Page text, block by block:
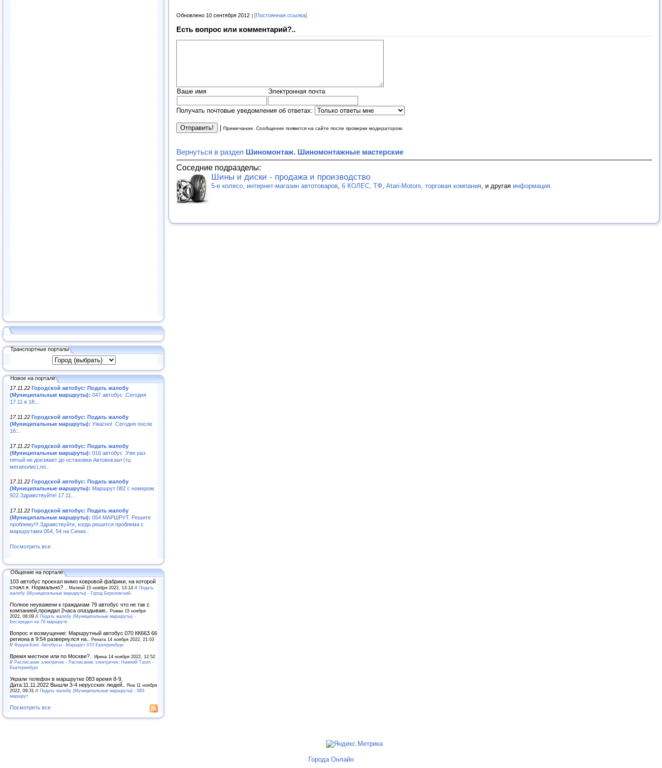
Транспортные порталы
Новое на портале
17.11.22 Городской автобус: Подать жалобу
(Муниципальные маршруты): 047 автобус .Сегодня
17.11 в 18...
17.11.22 Городской автобус: Подать жалобу
(Муниципальные маршруты): Ужасно! .Сегодня после
16:..
17.11.22 Городской автобус: Подать жалобу
(Муниципальные маршруты): 016 автобус .Уже раз
пятый не доезжает до остановки Автовокзал (тц
мегаполис),по..
17.11.22 Городской автобус: Подать жалобу
(Муниципальные маршруты): Маршрут 082 с номером
922.Здравствуйте! 17.11...
17.11.22 Городской автобус: Подать жалобу
(Муниципальные маршруты): 054 МАРШРУТ. Решите
проблему!!!.Здравствуйте, когда решится проблема с
маршрутами 054, 54 на Синих..
Посмотреть все
Общение на портале
103 автобус проехал мимо ковровой фабрики, на которой
стоял я. Нормально? .. Матвнй 15 ноября 2022, 13:14 // Подать
жалобу (Муниципальные маршруты) - Город Березовский
Полное неуважени к гражданам 79 автобус что не так с
компанией,прождал 2часа опаздываю.. Роман 15 ноября
2022, 06:09 // Подать жалобу (Муниципальные маршруты) -
Беспредел на 79 маршруте
Вопрос и возмущение: Маршрутный автобус 070 КК663 66
региона в 9:54 развернулся на.. Рената 14 ноября 2022, 21:03
// Форум-Блог. Автобусы - Маршрут 070 Екатеринбург
Время местное или по Москве?.. Ирина 14 ноября 2022, 12:52
// Расписание электричек - Расписание электричек: Нижний Тагил -
Екатеринбург
Украли телефон в маршрутке 083 время 8-9,
Дата:11.11.2022 Вышли 3-4 нерусских людей.. Яна 11 ноября
2022, 09:31 // Подать жалобу (Муниципальные маршруты) - 083
маршрут
Посмотреть все
Обновлено 10 сентября 2012 [Постоянная ссылка]
Есть вопрос или комментарий?..
Ваше имя Электронная почта
Получать почтовые уведомления об ответах:
Примечание. Сообщение появится на сайте после проверки модератором.
Вернуться в раздел Шиномонтаж. Шиномонтажные мастерские
Соседние подразделы:
Шины и диски - продажа и производство
5-е колесо, интернет-магазин автотоваров, 6 КОЛЕС, ТФ, Atari-Motors, торговая компания, и другая информация.
Города Онлайн